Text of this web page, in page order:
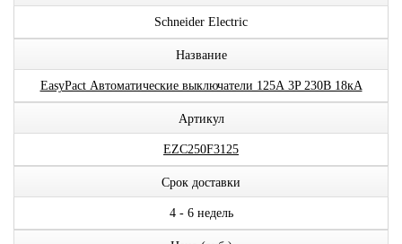
Schneider Electric
Название
EasyPact Автоматические выключатели 125А 3P 230В 18кА
Артикул
EZC250F3125
Срок доставки
4 - 6 недель